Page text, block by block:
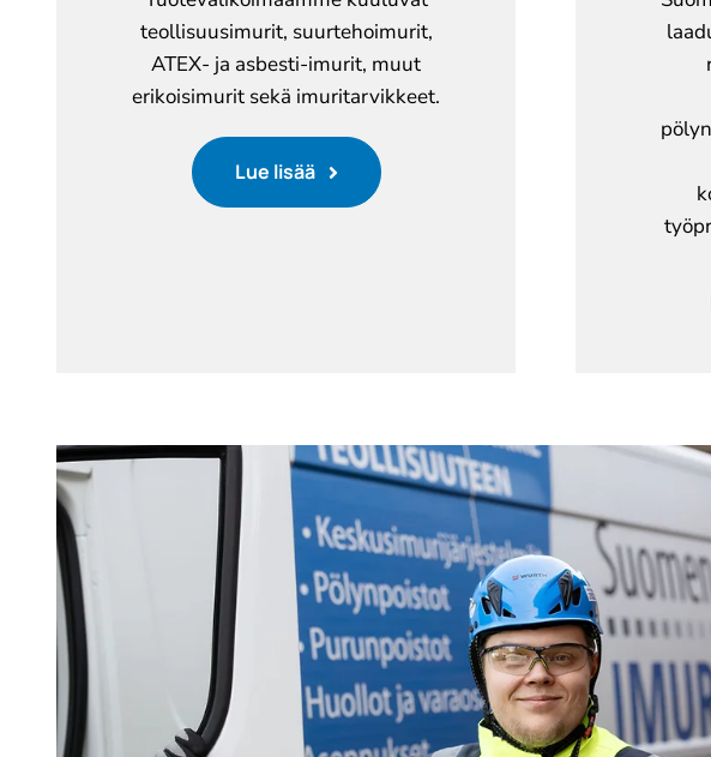
teollisuusimurit, suurtehoimurit,
ATEX- ja asbesti-imurit, muut
erikoisimurit sekä imuritarvikkeet.
Lue lisää